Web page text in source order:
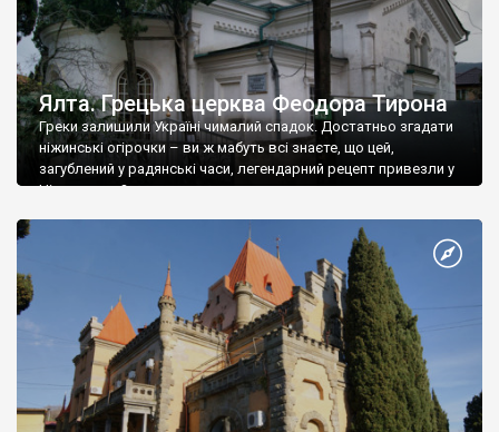
Ялта. Грецька церква Феодора Тирона
Греки залишили Україні чималий спадок. Достатньо згадати
ніжинські огірочки – ви ж мабуть всі знаєте, що цей,
загублений у радянські часи, легендарний рецепт привезли у
Ніжин греки?